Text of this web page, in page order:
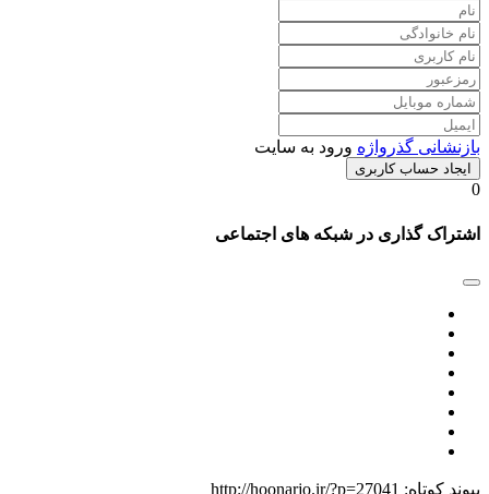
بازنشانی گذرواژه ورود به سایت
ایجاد حساب کاربری
0
اشتراک گذاری در شبکه های اجتماعی
پیوند کوتاه: http://hoonarjo.ir/?p=27041